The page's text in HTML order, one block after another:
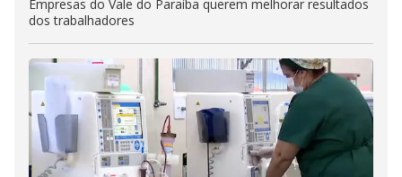
Empresas do Vale do Paraíba querem melhorar resultados
dos trabalhadores